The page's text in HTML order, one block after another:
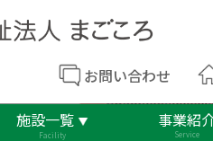
お問い合わせ
施設一覧
Facility
事業紹
Service